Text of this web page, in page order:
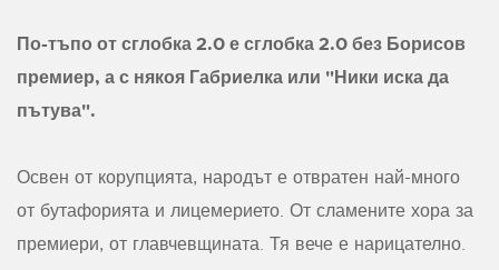
По-тъпо от сглобка 2.0 е сглобка 2.0 без Борисов
премиер, а с някоя Габриелка или "Ники иска да
пътува".
Освен от корупцията, народът е отвратен най-много
от бутафорията и лицемерието. От сламените хора за
премиери, от главчевщината. Тя вече е нарицателно.